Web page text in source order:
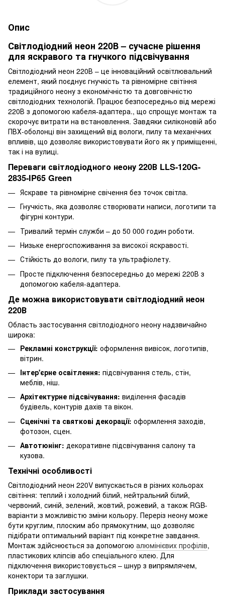
Опис
Світлодіодний неон 220В – сучасне рішення
для яскравого та гнучкого підсвічування
Світлодіодний неон 220В – це інноваційний освітлювальний
елемент, який поєднує гнучкість та рівномірне світіння
традиційного неону з економічністю та довговічністю
світлодіодних технологій. Працює безпосередньо від мережі
220В з допомогою кабеля-адаптера., що спрощує монтаж та
скорочує витрати на встановлення. Завдяки силіконовій або
ПВХ-оболонці він захищений від вологи, пилу та механічних
впливів, що дозволяє використовувати його як у приміщенні,
так і на вулиці.
Переваги світлодіодного неону 220В LLS-120G-
2835-IP65 Green
Яскраве та рівномірне свічення без точок світла.
Гнучкість, яка дозволяє створювати написи, логотипи та
фігурні контури.
Тривалий термін служби – до 50 000 годин роботи.
Низьке енергоспоживання за високої яскравості.
Стійкість до вологи, пилу та ультрафіолету.
Просте підключення безпосередньо до мережі 220В з
допомогою кабеля-адаптера.
Де можна використовувати світлодіодний неон
220В
Область застосування світлодіодного неону надзвичайно
широка:
Рекламні конструкції: оформлення вивісок, логотипів,
вітрин.
Інтер'єрне освітлення: підсвічування стель, стін,
меблів, ніш.
Архітектурне підсвічування: виділення фасадів
будівель, контурів дахів та вікон.
Сценічні та святкові декорації: оформлення заходів,
фотозон, сцен.
Автотюнінг: декоративне підсвічування салону та
кузова.
Технічні особливості
Світлодіодний неон 220V випускається в різних кольорах
світіння: теплий і холодний білий, нейтральний білий,
червоний, синій, зелений, жовтий, рожевий, а також RGB-
варіанти з можливістю зміни кольору. Переріз неону може
бути круглим, плоским або прямокутним, що дозволяє
підібрати оптимальний варіант під конкретне завдання.
Монтаж здійснюється за допомогою алюмінієвих профілів,
пластикових кліпсів або спеціального клею. Для
підключення використовується – шнур з випрямлячем,
конектори та заглушки.
Приклади застосування